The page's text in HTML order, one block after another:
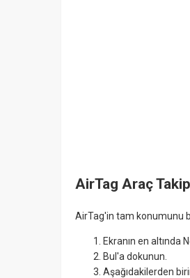
AirTag Araç Takip
AirTag'in tam konumunu
Ekranın en altında
Bul'a dokunun.
Aşağıdakilerden